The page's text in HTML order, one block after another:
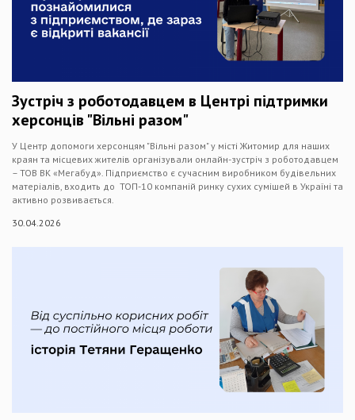
Зустріч з роботодавцем в Центрі підтримки
херсонців "Вільні разом"
У Центр допомоги херсонцям "Вільні разом" у місті Житомир для наших
краян та місцевих жителів організували онлайн-зустріч з роботодавцем
– ТОВ ВК «Мегабуд». Підприємство є сучасним виробником будівельних
матеріалів, входить до ТОП-10 компаній ринку сухих сумішей в Україні та
активно розвивається.
30.04.2026